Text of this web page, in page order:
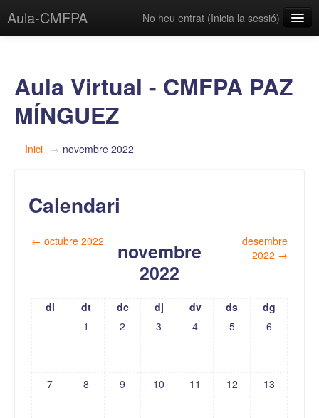
Aula-CMFPA No heu entrat (Inicia la sessió)
Aula Virtual - CMFPA PAZ
MÍNGUEZ
Inici → novembre 2022
Calendari
← octubre 2022
novembre
2022
desembre
2022 →
dl dt dc dj dv ds
dg
1
2 3 4 5 6
7 8 9 10 11 12 13